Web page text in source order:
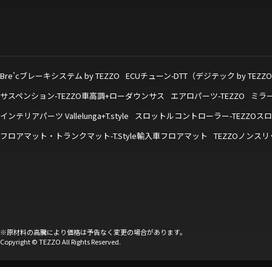
Bre’cブレーキシステム by TEZZO ECUチューン-DTT（デジテック by
サスペンション-TEZZO車高調+ローダウンサス
エアロパーツ-TEZZO
ミラ
インテリアパーツ Vallelunga+T.style
スロットルコントローラー-TEZZOス
フロアマット・トランクマット-T.Style輸入車フロアマット
TEZZOノンス
※原材料の高騰により価格は予告なく変更の場合があります。
Copyright © TEZZO All Rights Reserved.